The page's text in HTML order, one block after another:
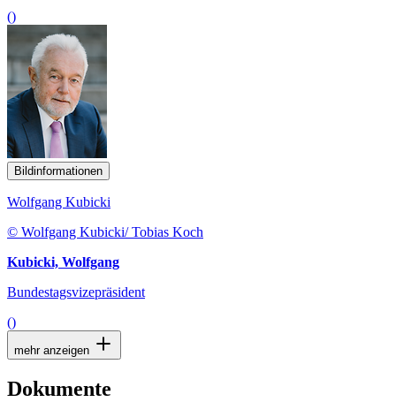
()
Bildinformationen
Wolfgang Kubicki
© Wolfgang Kubicki/ Tobias Koch
Kubicki, Wolfgang
Bundestagsvizepräsident
()
mehr anzeigen
Dokumente